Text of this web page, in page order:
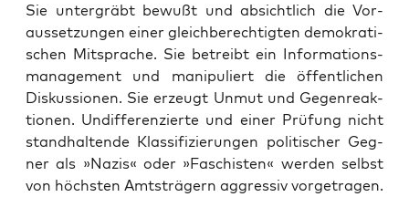
Sie unter­gräbt bewußt und absicht­lich die Vor­
aus­set­zun­gen einer gleich­be­rech­tig­ten demo­kra­ti­
schen Mit­spra­che. Sie betreibt ein Infor­ma­ti­ons­
ma­nage­ment und mani­pu­liert die öffent­li­chen
Dis­kus­sio­nen. Sie erzeugt Unmut und Gegen­re­ak­
tio­nen. Undif­fe­ren­zier­te und einer Prü­fung nicht
stand­hal­ten­de Klas­si­fi­zie­run­gen poli­ti­scher Geg­
ner als »Nazis« oder »Faschis­ten« wer­den selbst
von höchs­ten Amts­trä­gern aggres­siv vor­ge­tra­gen.